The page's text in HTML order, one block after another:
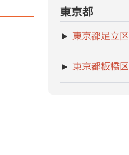
東京都
東京都足立区
東京都板橋区